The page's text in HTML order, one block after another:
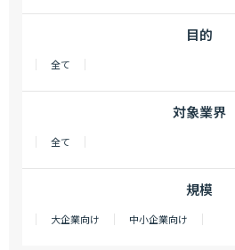
目的
全て
対象業界
全て
規模
大企業向け 中小企業向け